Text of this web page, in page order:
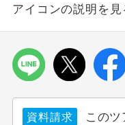
アイコンの説明を見
資料請求 この